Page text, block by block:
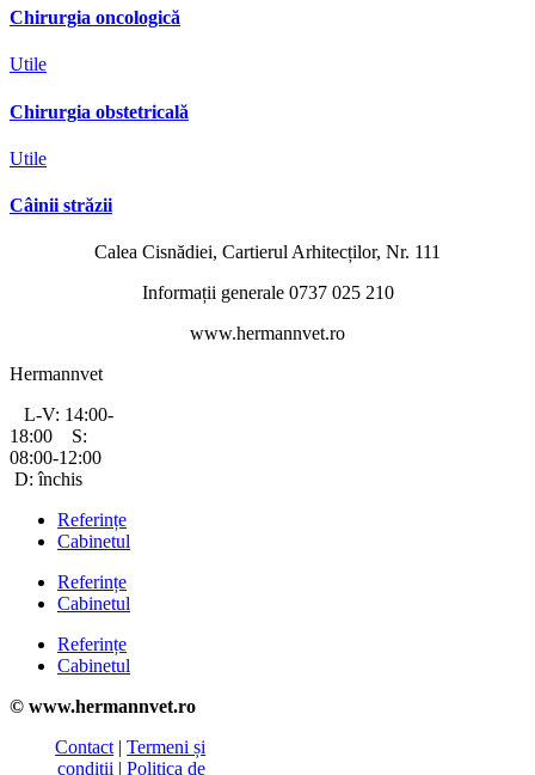
Chirurgia oncologică
Utile
Chirurgia obstetricală
Utile
Câinii străzii
Calea Cisnădiei, Cartierul Arhitecților, Nr. 111
Informații generale 0737 025 210
www.hermannvet.ro
Hermannvet
L-V: 14:00-
18:00 S:
08:00-12:00
D: închis
Referințe
Cabinetul
Referințe
Cabinetul
Referințe
Cabinetul
© www.hermannvet.ro
Contact|Termeni și
condiții |Politica de